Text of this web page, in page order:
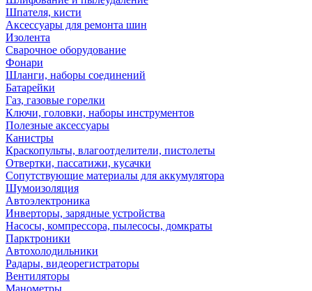
Шпателя, кисти
Аксессуары для ремонта шин
Изолента
Сварочное оборудование
Фонари
Шланги, наборы соединений
Батарейки
Газ, газовые горелки
Ключи, головки, наборы инструментов
Полезные аксессуары
Канистры
Краскопульты, влагоотделители, пистолеты
Отвертки, пассатижи, кусачки
Сопутствующие материалы для аккумулятора
Шумоизоляция
Автоэлектроника
Инверторы, зарядные устройства
Насосы, компрессора, пылесосы, домкраты
Парктроники
Автохолодильники
Радары, видеорегистраторы
Вентиляторы
Манометры